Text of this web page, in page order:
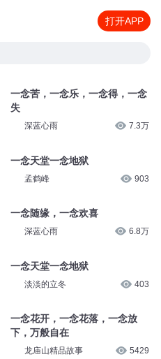
打开APP
一念苦，一念乐，一念得，一念
失
深蓝心雨 7.3万
一念天堂一念地狱
孟鹤峰 903
一念随缘，一念欢喜
深蓝心雨 6.8万
一念天堂一念地狱
淡淡的立冬 403
一念花开，一念花落，一念放
下，万般自在
龙庙山精品故事 5429